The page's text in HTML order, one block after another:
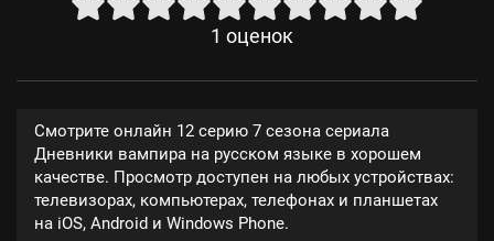
1 оценок
Смотрите онлайн 12 серию 7 сезона сериала
Дневники вампира на русском языке в хорошем
качестве. Просмотр доступен на любых устройствах:
телевизорах, компьютерах, телефонах и планшетах
на iOS, Android и Windows Phone.